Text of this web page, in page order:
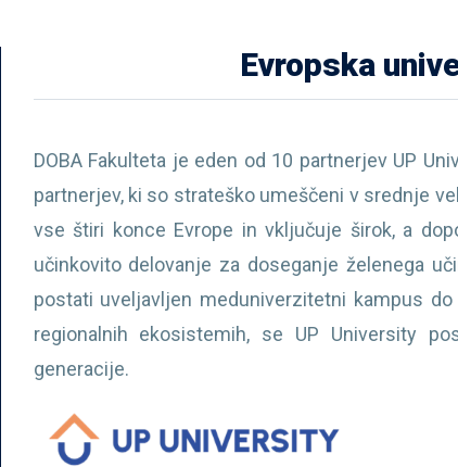
Evropska
DOBA Fakulteta je eden od 10 partnerjev UP
partnerjev, ki so strateško umeščeni v srednje
vse štiri konce Evrope in vključuje širok, a
učinkovito delovanje za doseganje želenega
postati uveljavljen meduniverzitetni kampus
regionalnih ekosistemih, se UP University
generacije.